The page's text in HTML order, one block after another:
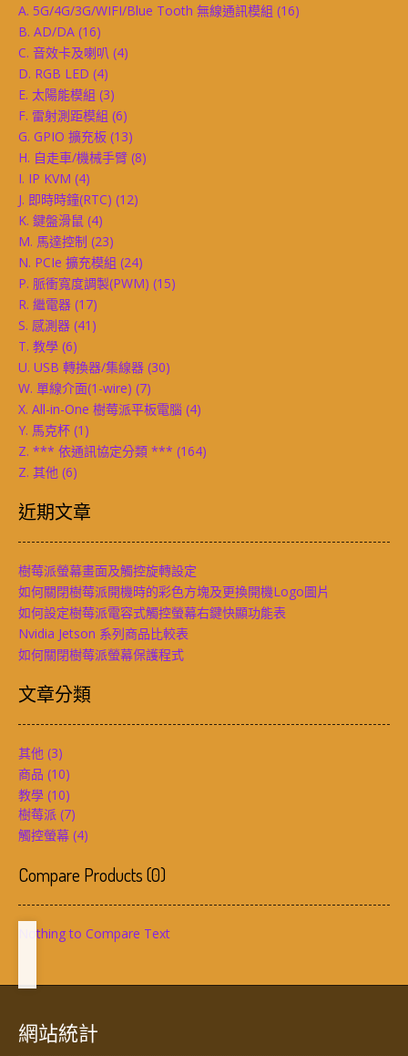
A. 5G/4G/3G/WIFI/Blue Tooth 無線通訊模組 (16)
B. AD/DA (16)
C. 音效卡及喇叭 (4)
D. RGB LED (4)
E. 太陽能模組 (3)
F. 雷射測距模組 (6)
G. GPIO 擴充板 (13)
H. 自走車/機械手臂 (8)
I. IP KVM (4)
J. 即時時鐘(RTC) (12)
K. 鍵盤滑鼠 (4)
M. 馬達控制 (23)
N. PCIe 擴充模組 (24)
P. 脈衝寬度調製(PWM) (15)
R. 繼電器 (17)
S. 感測器 (41)
T. 教學 (6)
U. USB 轉換器/集線器 (30)
W. 單線介面(1-wire) (7)
X. All-in-One 樹莓派平板電腦 (4)
Y. 馬克杯 (1)
Z. *** 依通訊協定分類 *** (164)
Z. 其他 (6)
近期文章
樹莓派螢幕畫面及觸控旋轉設定
如何關閉樹莓派開機時的彩色方塊及更換開機Logo圖片
如何設定樹莓派電容式觸控螢幕右鍵快顯功能表
Nvidia Jetson 系列商品比較表
如何關閉樹莓派螢幕保護程式
文章分類
其他 (3)
商品 (10)
教學 (10)
樹莓派 (7)
觸控螢幕 (4)
Compare Products(0)
Nothing to Compare Text
網站統計